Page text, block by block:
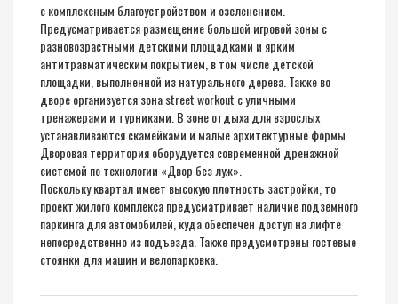
с комплексным благоустройством и озеленением.
Предусматривается размещение большой игровой зоны с
разновозрастными детскими площадками и ярким
антитравматическим покрытием, в том числе детской
площадки, выполненной из натурального дерева. Также во
дворе организуется зона street workout с уличными
тренажерами и турниками. В зоне отдыха для взрослых
устанавливаются скамейками и малые архитектурные формы.
Дворовая территория оборудуется современной дренажной
системой по технологии «Двор без луж».
Поскольку квартал имеет высокую плотность застройки, то
проект жилого комплекса предусматривает наличие подземного
паркинга для автомобилей, куда обеспечен доступ на лифте
непосредственно из подъезда. Также предусмотрены гостевые
стоянки для машин и велопарковка.